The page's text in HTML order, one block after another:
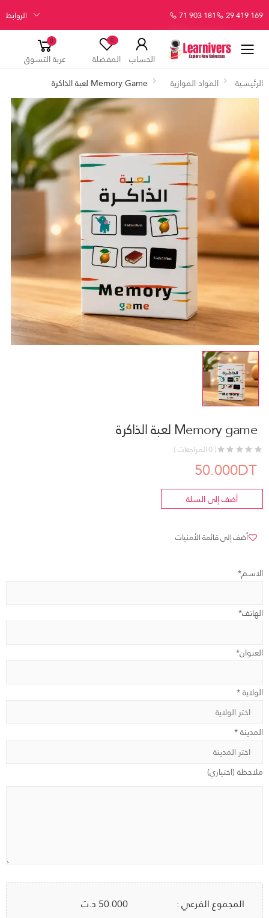
29 419 169
71 903 181 الروابط
الحساب
0
المفضلة
0
عربة التسوق
الرئيسية
المواد الموازية Memory Game لعبة الذاكرة
Memory game لعبة الذاكرة
( 0 المراجعات )
50.000DT
أضف إلى السلة
أضف إلى قائمة الأمنيات
الاسم*
الهاتف*
العنوان*
الولاية *
المدينة *
ملاحظة (اختياري)
المجموع الفرعي : 50.000 د.ت